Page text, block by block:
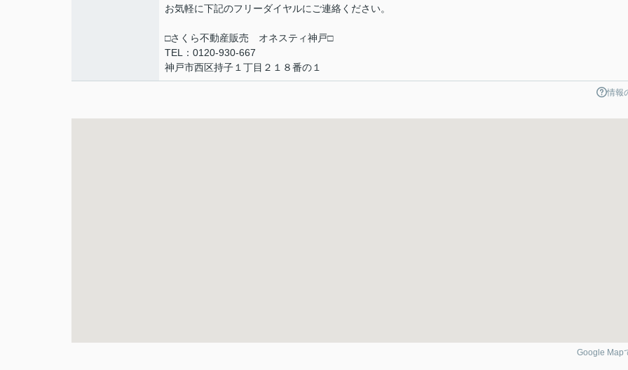
お気軽に下記のフリーダイヤルにご連絡ください。
□さくら不動産販売 オネスティ神戸□
TEL：0120-930-667
神戸市西区持子１丁目２１８番の１
情報
Google Map